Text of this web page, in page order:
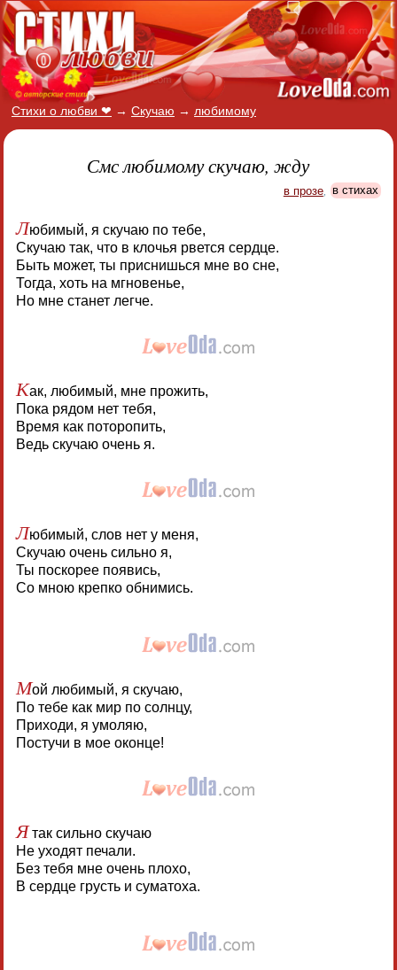
Стихи о любви ❤ → Скучаю → любимому
Смс любимому скучаю, жду
в прозе, в стихах
Любимый, я скучаю по тебе,
Скучаю так, что в клочья рвется сердце.
Быть может, ты приснишься мне во сне,
Тогда, хоть на мгновенье,
Но мне станет легче.
Как, любимый, мне прожить,
Пока рядом нет тебя,
Время как поторопить,
Ведь скучаю очень я.
Любимый, слов нет у меня,
Скучаю очень сильно я,
Ты поскорее появись,
Со мною крепко обнимись.
Мой любимый, я скучаю,
По тебе как мир по солнцу,
Приходи, я умоляю,
Постучи в мое оконце!
Ятак сильно скучаю
Не уходят печали.
Без тебя мне очень плохо,
В сердце грусть и суматоха.